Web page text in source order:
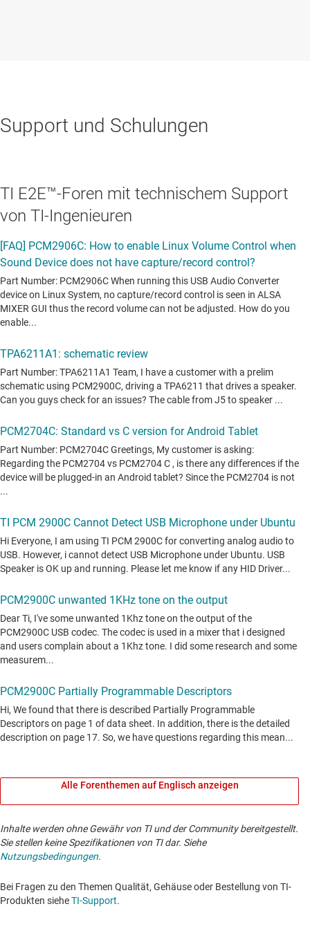
Support und Schulungen
TI E2E™-Foren mit technischem Support
von TI-Ingenieuren
Alle Forenthemen auf Englisch anzeigen
Inhalte werden ohne Gewähr von TI und der Community bereitgestellt.
Sie stellen keine Spezifikationen von TI dar. Siehe
Nutzungsbedingungen.
Bei Fragen zu den Themen Qualität, Gehäuse oder Bestellung von TI-
Produkten sieheTI-Support. ​​​​​​​​​​​​​​